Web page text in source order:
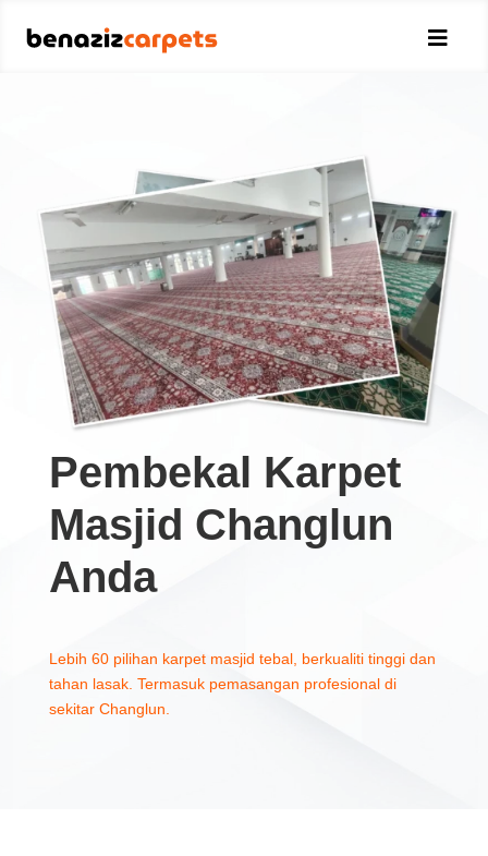

Pembekal Karpet
Masjid Changlun
Anda
Lebih 60 pilihan karpet masjid tebal, berkualiti tinggi dan
tahan lasak. Termasuk pemasangan profesional di
sekitar Changlun.